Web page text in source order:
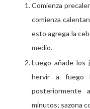
Comienza
comienza
esto agrega la
medio.
Luego añade los
hervir a fuego
posteriormente
minutos; sazona